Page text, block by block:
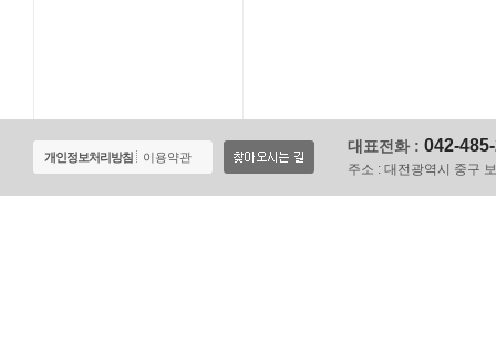
개인정보처리방침 이용약관
대표전화 : 042-
주소 : 대전광역시 중구